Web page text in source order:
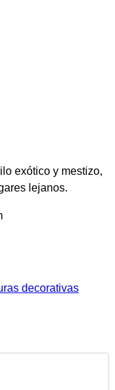
exótico y mestizo,
lejanos.
decorativas